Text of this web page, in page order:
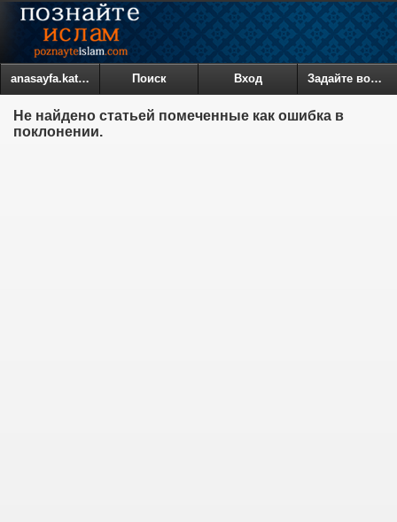
anasayfa.kategoriler Поиск Вход Задайте вопрос
Не найдено статьей помеченные как ошибка в
поклонении.